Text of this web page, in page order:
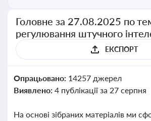
Головне за 27.08.2025 по
регулювання штучного
ЕКСПОРТ
Опрацьовано: 14257 джерел
Виявлено: 4 публікації за 27 серпня
На основі зібраних матеріалів ми